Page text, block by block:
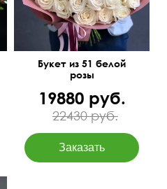
Букет из 51 белой
розы
19880 руб.
22430 руб.